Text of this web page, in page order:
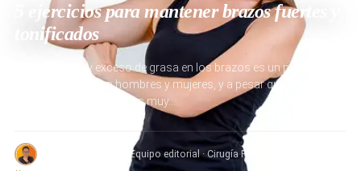
5 ejercicios para mantener brazos fuertes y
tonificados
Tener flacidez y exceso de grasa en los brazos es un problema
bastante común en hombres y mujeres, y a pesar que existen
procedimientos estéticos muy…
· Equipo editorial · Cirugía Plástica Martínez